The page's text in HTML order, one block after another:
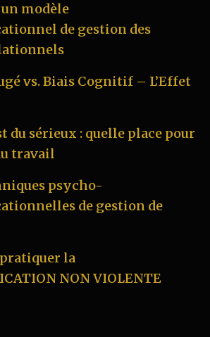
un modèle
de gestion des
vs. Biais Cognitif – L’Effet
du sérieux : quelle place pour
travail
psycho-
de gestion de
la
NON VIOLENTE